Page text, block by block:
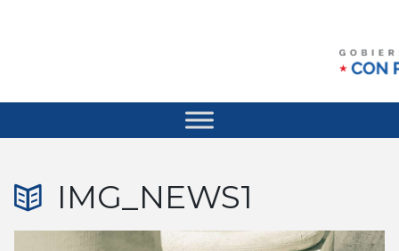
IMG_NEWS1